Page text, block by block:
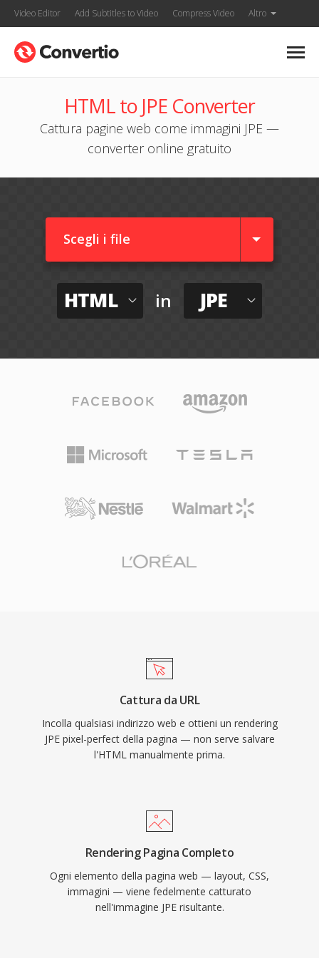
Video Editor Add Subtitles to Video Compress Video Altro
HTML to JPE Converter
Cattura pagine web come immagini JPE —
converter online gratuito
Scegli i file
HTML in JPE
Cattura da URL
Incolla qualsiasi indirizzo web e ottieni un rendering
JPE pixel-perfect della pagina — non serve salvare
l'HTML manualmente prima.
Rendering Pagina Completo
Ogni elemento della pagina web — layout, CSS,
immagini — viene fedelmente catturato
nell'immagine JPE risultante.